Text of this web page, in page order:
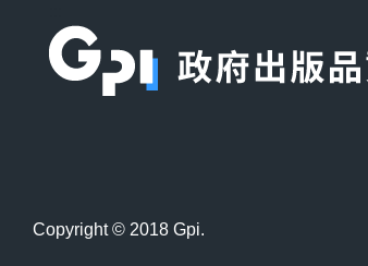
Copyright © 2018 Gpi.